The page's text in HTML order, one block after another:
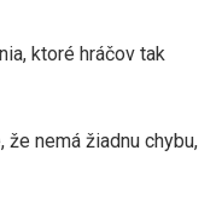
ktoré hráčov tak
nemá žiadnu chybu,